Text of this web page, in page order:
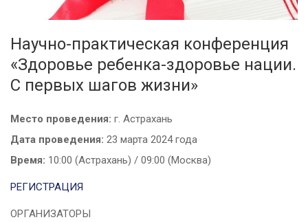
Научно-практическая конференция
«Здоровье ребенка-здоровье нации.
С первых шагов жизни»
Место проведения: г. Астрахань
Дата проведения: 23 марта 2024 года
Время: 10:00 (Астрахань) / 09:00 (Москва)
РЕГИСТРАЦИЯ
ОРГАНИЗАТОРЫ